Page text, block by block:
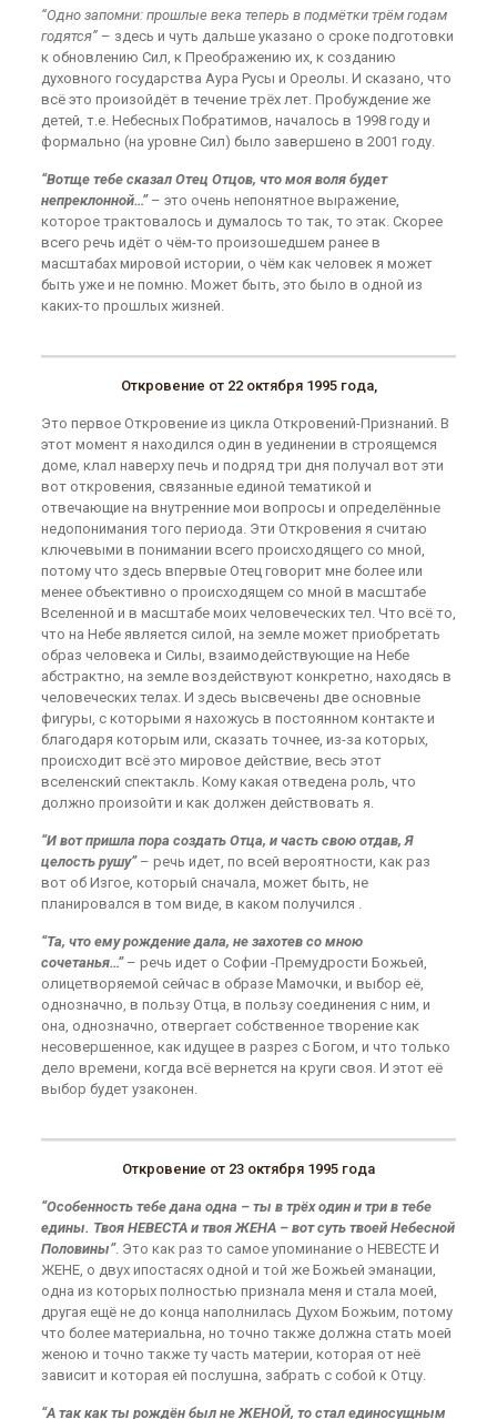
“Одно запомни: прошлые века теперь в подмётки трём годам
годятся”– здесь и чуть дальше указано о сроке подготовки
к обновлению Сил, к Преображению их, к созданию
духовного государства Аура Русы и Ореолы. И сказано, что
всё это произойдёт в течение трёх лет. Пробуждение же
детей, т.е. Небесных Побратимов, началось в 1998 году и
формально (на уровне Сил) было завершено в 2001 году.
“Вотще тебе сказал Отец Отцов, что моя воля будет
непреклонной…”– это очень непонятное выражение,
которое трактовалось и думалось то так, то этак. Скорее
всего речь идёт о чём-то произошедшем ранее в
масштабах мировой истории, о чём как человек я может
быть уже и не помню. Может быть, это было в одной из
каких-то прошлых жизней.
Откровение от 22 октября 1995 года,
Это первое Откровение из цикла Откровений-Признаний. В
этот момент я находился один в уединении в строящемся
доме, клал наверху печь и подряд три дня получал вот эти
вот откровения, связанные единой тематикой и
отвечающие на внутренние мои вопросы и определённые
недопонимания того периода. Эти Откровения я считаю
ключевыми в понимании всего происходящего со мной,
потому что здесь впервые Отец говорит мне более или
менее объективно о происходящем со мной в масштабе
Вселенной и в масштабе моих человеческих тел. Что всё то,
что на Небе является силой, на земле может приобретать
образ человека и Силы, взаимодействующие на Небе
абстрактно, на земле воздействуют конкретно, находясь в
человеческих телах. И здесь высвечены две основные
фигуры, с которыми я нахожусь в постоянном контакте и
благодаря которым или, сказать точнее, из-за которых,
происходит всё это мировое действие, весь этот
вселенский спектакль. Кому какая отведена роль, что
должно произойти и как должен действовать я.
“И вот пришла пора создать Отца, и часть свою отдав, Я
целость рушу”– речь идет, по всей вероятности, как раз
вот об Изгое, который сначала, может быть, не
планировался в том виде, в каком получился .
“Та, что ему рождение дала, не захотев со мною
сочетанья…”– речь идет о Софии -Премудрости Божьей,
олицетворяемой сейчас в образе Мамочки, и выбор её,
однозначно, в пользу Отца, в пользу соединения с ним, и
она, однозначно, отвергает собственное творение как
несовершенное, как идущее в разрез с Богом, и что только
дело времени, когда всё вернется на круги своя. И этот её
выбор будет узаконен.
Откровение от 23 октября 1995 года
“Особенность тебе дана одна – ты в трёх один и три в тебе
едины. Твоя НЕВЕСТА и твоя ЖЕНА – вот суть твоей Небесной
Половины”. Это как раз то самое упоминание о НЕВЕСТЕ И
ЖЕНЕ, о двух ипостасях одной и той же Божьей эманации,
одна из которых полностью признала меня и стала моей,
другая ещё не до конца наполнилась Духом Божьим, потому
что более материальна, но точно также должна стать моей
женою и точно также ту часть материи, которая от неё
зависит и которая ей послушна, забрать с собой к Отцу.
“А так как ты рождён был не ЖЕНОЙ, то стал единосущным